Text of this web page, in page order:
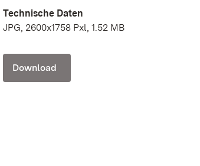
Technische Daten
JPG, 2600x1758 Pxl, 1.52 MB
Download